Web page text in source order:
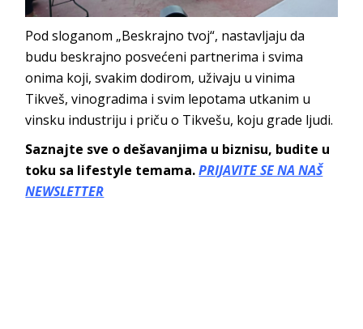
Pod sloganom „Beskrajno tvoj“, nastavljaju da
budu beskrajno posvećeni partnerima i svima
onima koji, svakim dodirom, uživaju u vinima
Tikveš, vinogradima i svim lepotama utkanim u
vinsku industriju i priču o Tikvešu, koju grade ljudi.
Saznajte sve o dešavanjima u biznisu, budite u
toku sa lifestyle temama.PRIJAVITE SE NA NAŠ
NEWSLETTER